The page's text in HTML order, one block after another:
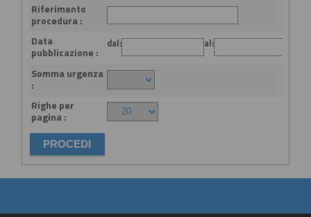
Riferimento
procedura :
Data
pubblicazione :
dal: al:
Somma urgenza
:
Righe per
pagina :